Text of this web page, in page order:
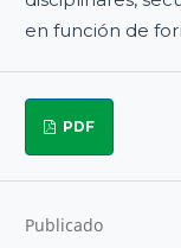
en función de
PDF
Publicado